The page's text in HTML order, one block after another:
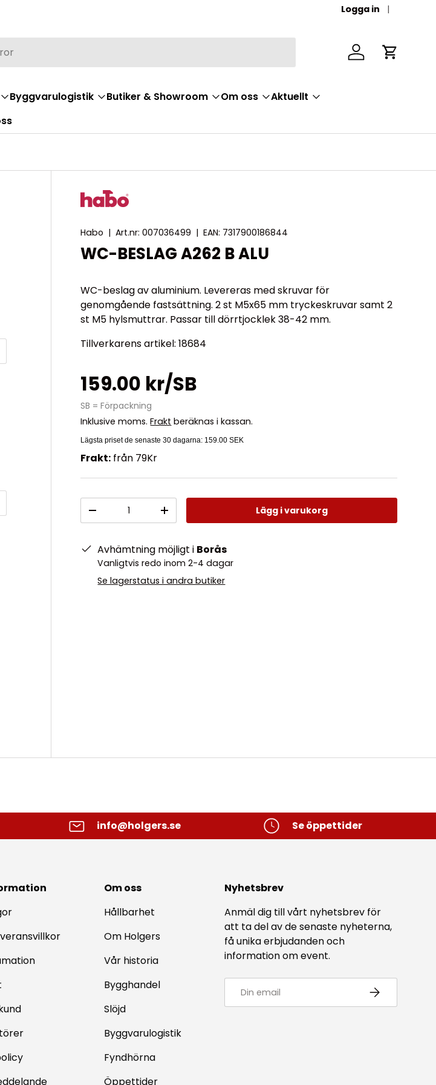
Logga in
Logga inVagn
Byggvarulogistik Butiker & Showroom Om oss
Aktuellt
Habo |Art.nr: 007036499 |EAN: 7317900186844
WC-BESLAG A262 B ALU
WC-beslag av aluminium. Levereras med skruvar för
genomgående fastsättning. 2 st M5x65 mm tryckeskruvar samt 2
st M5 hylsmuttrar. Passar till dörrtjocklek 38-42 mm.
Tillverkarens artikel: 18684
159.00 kr/SB
SB = Förpackning
Inklusive moms.Frakt beräknas i kassan.
Lägsta priset de senaste 30 dagarna: 159.00 SEK
Frakt: från 79Kr
-
+ Lägg i varukorg
Avhämtning möjligt i Borås
Vanligtvis redo inom 2-4 dagar
Se lagerstatus i andra butiker
info@holgers.se Se öppettider
Om oss
Hållbarhet
Om Holgers
Vår historia
Bygghandel
Slöjd
Byggvarulogistik
Fyndhörna
Öppettider
Nyhetsbrev
Anmäl dig till vårt nyhetsbrev för
att ta del av de senaste nyheterna,
få unika erbjudanden och
information om event.
Prenumerera